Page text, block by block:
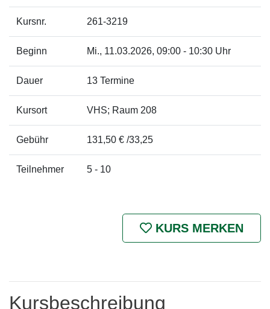
Kursnr. 261-3219
Beginn Mi., 11.03.2026, 09:00 - 10:30 Uhr
Dauer 13 Termine
Kursort VHS; Raum 208
Gebühr 131,50 € /33,25
Teilnehmer 5 - 10
KURS MERKEN
Kursbeschreibung